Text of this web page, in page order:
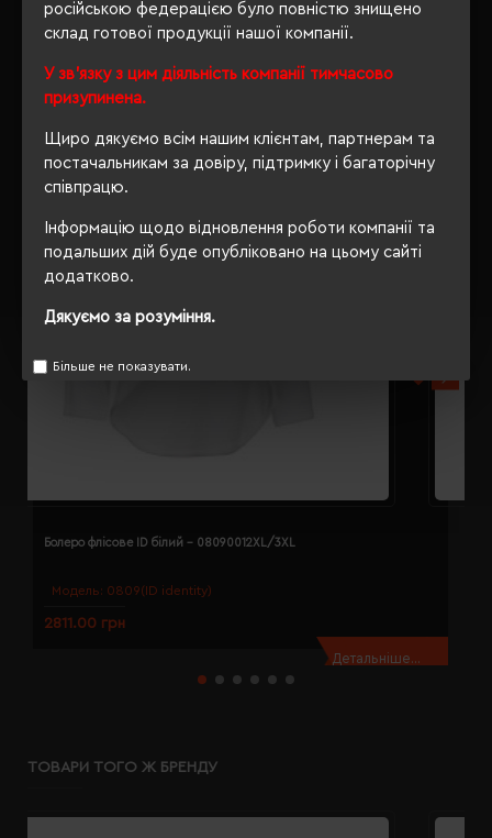
російською федерацією було повністю знищено
склад готової продукції нашої компанії.
У зв'язку з цим діяльність компанії тимчасово
призупинена.
Щиро дякуємо всім нашим клієнтам, партнерам та
постачальникам за довіру, підтримку і багаторічну
співпрацю.
Інформацію щодо відновлення роботи компанії та
подальших дій буде опубліковано на цьому сайті
додатково.
Дякуємо за розуміння.
Більше не показувати.
Модель: 0809(ID identity)
Болеро флісове ID білий - 08090012XL/3XL
2811.00 грн
Детальніше...
ТОВАРИ ТОГО Ж БРЕНДУ